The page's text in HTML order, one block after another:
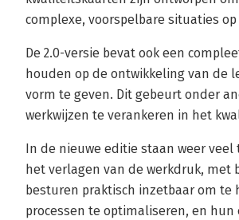
complexe, voorspelbare situaties
De 2.0-versie bevat ook een
houden op de ontwikkeling van de
vorm te geven. Dit gebeurt onder
werkwijzen te verankeren in het
In de nieuwe editie staan weer
het verlagen van de werkdruk, met
besturen praktisch inzetbaar om
processen te optimaliseren, en